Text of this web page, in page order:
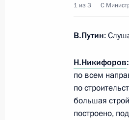
29 сентября
28
1 из 3 С
В.Путин:
Н.Никифоров:
по всем
по
большая
построено,